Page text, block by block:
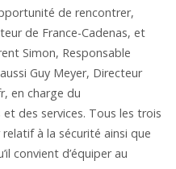
de rencontrer,
de France-Cadenas, et
Simon, Responsable
Guy Meyer, Directeur
en charge du
des services. Tous les trois
à la sécurité ainsi que
convient d’équiper au